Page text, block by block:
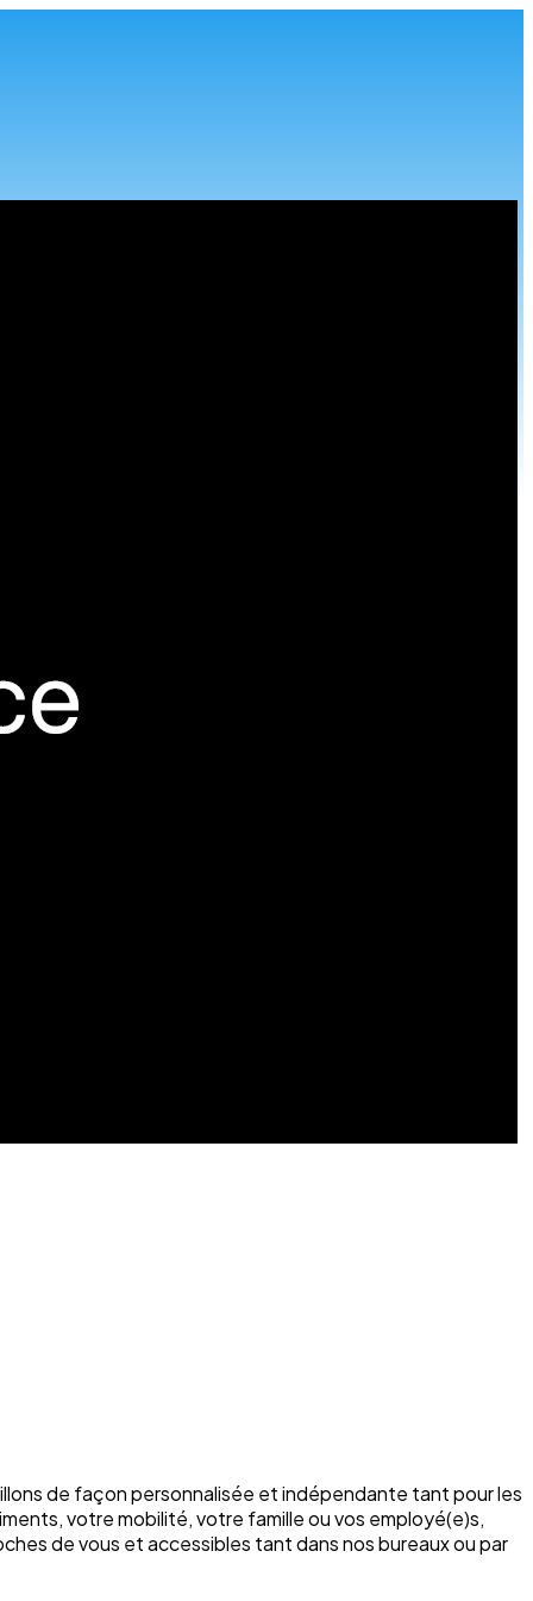
de façon personnalisée et indépendante tant pour les
votre mobilité, votre famille ou vos employé(e)s,
de vous et accessibles tant dans nos bureaux ou par